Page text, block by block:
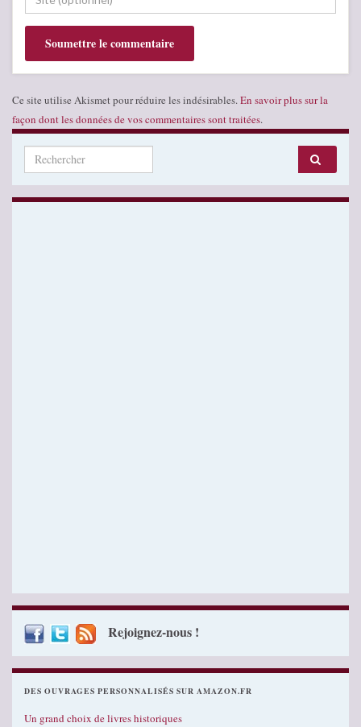
Ce site utilise Akismet pour réduire les indésirables. En savoir plus sur la
façon dont les données de vos commentaires sont traitées.
Search for:
Rejoignez-nous !
DES OUVRAGES PERSONNALISÉS SUR AMAZON.FR
Un grand choix de livres historiques